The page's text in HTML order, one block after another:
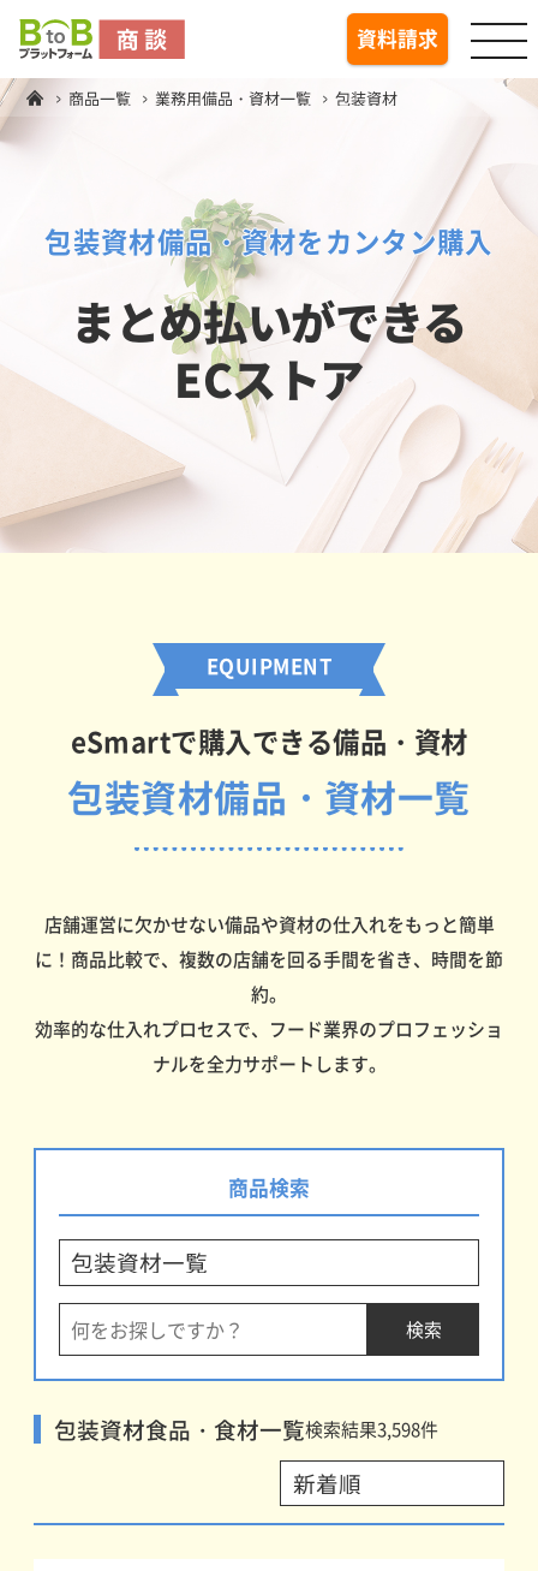
資料請求
商品一覧 業務用備品・資材一覧 包装資材
包装資材備品・資材をカンタン購入
まとめ払いができる
ECストア
EQUIPMENT
eSmartで購入できる備品・資材
包装資材備品・資材一覧
店舗運営に欠かせない備品や資材の仕入れをもっと簡単
に！商品比較で、複数の店舗を回る手間を省き、時間を節
約。
効率的な仕入れプロセスで、フード業界のプロフェッショ
ナルを全力サポートします。
商品検索
包装資材食品・食材一覧検索結果3,598件